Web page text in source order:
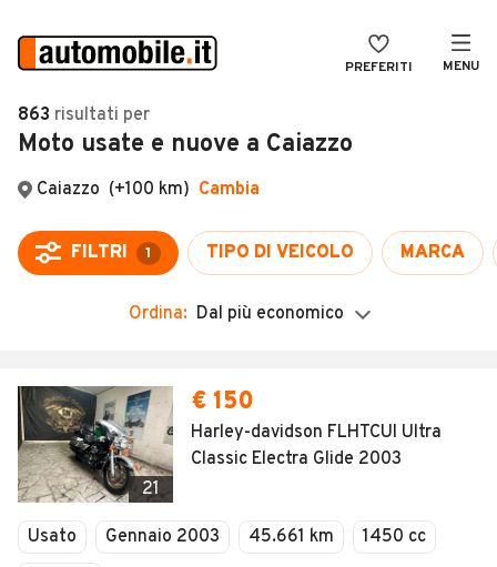
PREFERITI MENU
Auto
Auto usate
Auto Km 0
Auto Nuove
Noleggio a lungo termine
Moto
Camper
Veicoli Commerciali
Concessionari
VENDI
MAGAZINE
ACCEDI
863 risultati per
Moto usate e nuove a Caiazzo
Ordina: Dal più economico
21
€ 150
Harley-davidson FLHTCUI Ultra
Classic Electra Glide 2003
Usato Gennaio 2003 45.661 km
1450 cc